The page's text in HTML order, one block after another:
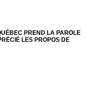
PREND LA PAROLE
LES PROPOS DE